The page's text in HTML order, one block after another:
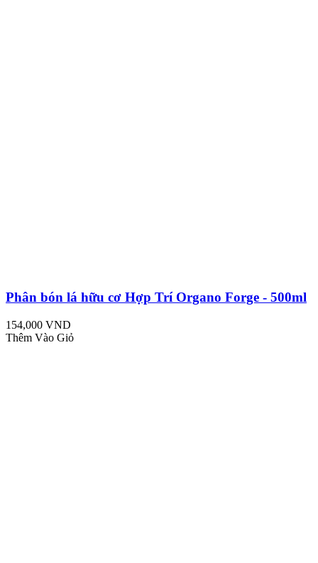
Phân bón lá hữu cơ Hợp Trí Organo Forge - 500ml
154,000 VND
Thêm Vào Giỏ